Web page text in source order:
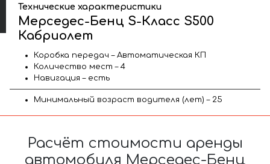
Технические характеристики
Мерседес-Бенц S-Класс S500
Кабриолет
Коробка передач – Автоматическая КП
Количество мест – 4
Навигация – есть
Минимальный возраст водителя (лет) – 25
Расчёт стоимости аренды
автомобиля Мерседес-Бенц